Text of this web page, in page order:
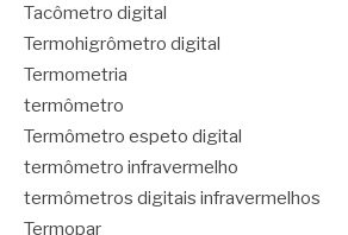
Tacômetro digital
Termohigrômetro digital
Termometria
termômetro
Termômetro espeto digital
termômetro infravermelho
termômetros digitais infravermelhos
Termopar